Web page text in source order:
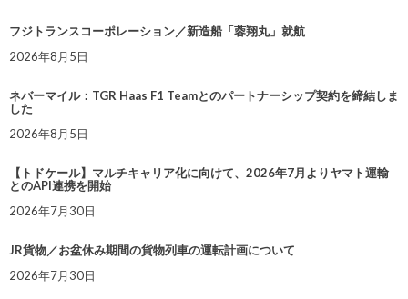
フジトランスコーポレーション／新造船「蓉翔丸」就航
2026年8月5日
ネバーマイル：TGR Haas F1 Teamとのパートナーシップ契約を締結しま
した
2026年8月5日
【トドケール】マルチキャリア化に向けて、2026年7月よりヤマト運輸
とのAPI連携を開始
2026年7月30日
JR貨物／お盆休み期間の貨物列車の運転計画について
2026年7月30日